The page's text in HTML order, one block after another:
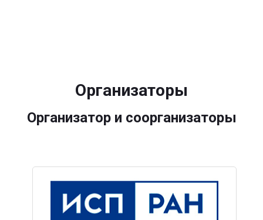
Организаторы
Организатор и соорганизаторы